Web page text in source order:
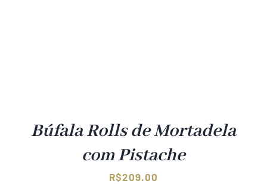
Búfala Rolls de Mortadela
com Pistache
R$209.00